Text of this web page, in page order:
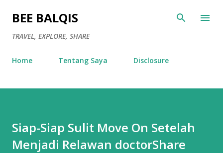
Langsung ke konten utama
BEE BALQIS
TRAVEL, EXPLORE, SHARE
Home Tentang Saya Disclosure
Siap-Siap Sulit Move On Setelah
Menjadi Relawan doctorShare